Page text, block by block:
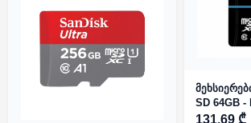
SD 64GB -
131.69 ₾